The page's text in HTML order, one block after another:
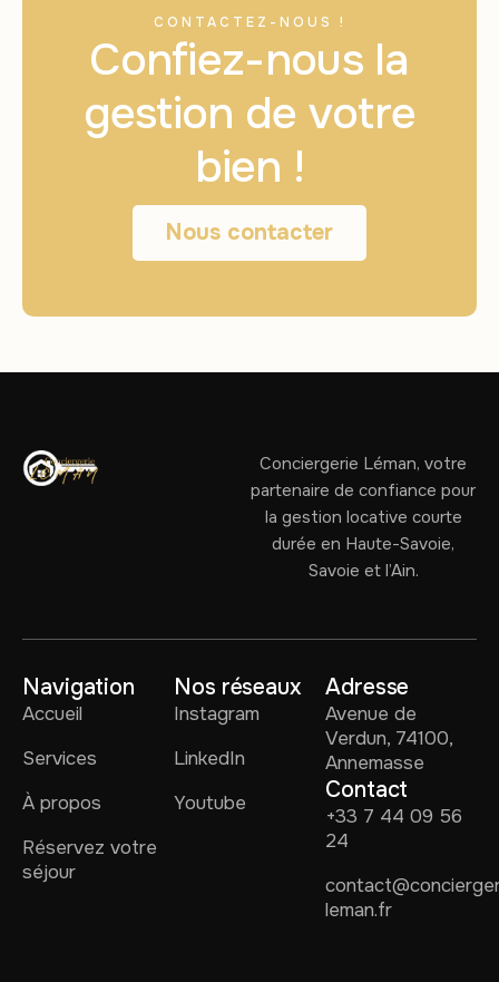
CONTACTEZ-NOUS !
Confiez-nous la
gestion de votre
bien !
Nous contacter
Conciergerie Léman, votre
partenaire de confiance pour
la gestion locative courte
durée en Haute-Savoie,
Savoie et l’Ain.
Navigation
Accueil
Services
À propos
Réservez votre
séjour
Nos réseaux
Instagram
LinkedIn
Youtube
Adresse
Avenue de
Verdun, 74100,
Annemasse
Contact
+33 7 44 09 56
24
leman.fr